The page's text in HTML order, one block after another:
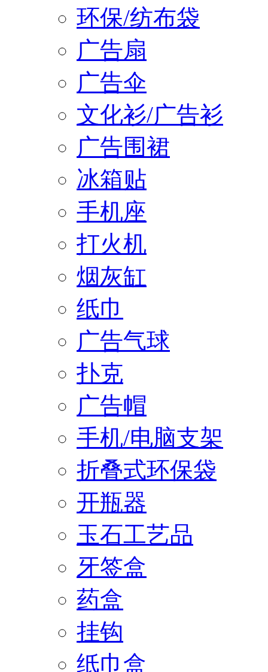
环保/纺布袋
广告扇
广告伞
文化衫/广告衫
广告围裙
冰箱贴
手机座
打火机
烟灰缸
纸巾
广告气球
扑克
广告帽
手机/电脑支架
折叠式环保袋
开瓶器
玉石工艺品
牙签盒
药盒
挂钩
纸巾盒